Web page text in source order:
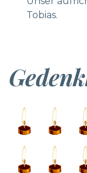
Tobias.